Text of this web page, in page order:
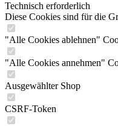
Technisch erforderlich
Diese Cookies sind für die
"Alle Cookies ablehnen"
"Alle Cookies annehmen"
Ausgewählter Shop
CSRF-Token